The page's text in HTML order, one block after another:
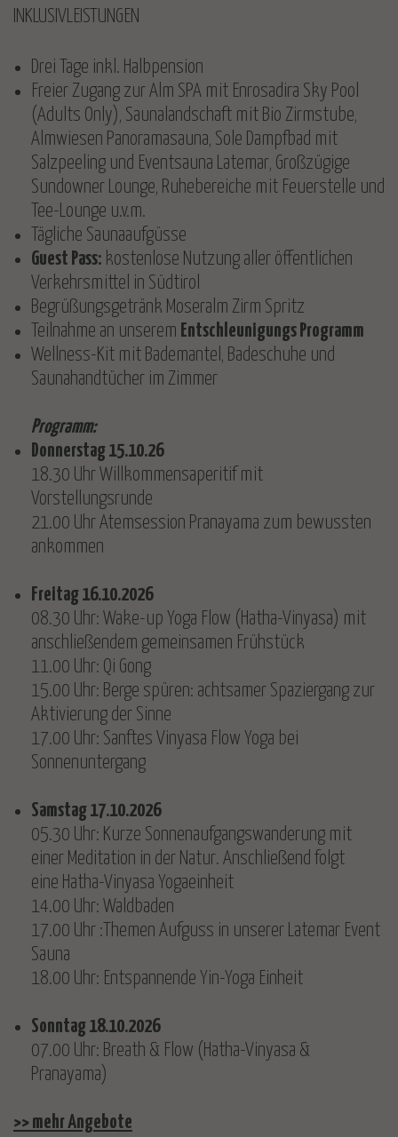
INKLUSIVLEISTUNGEN
Drei Tage inkl. Halbpension
Freier Zugang zur Alm SPA mit Enrosadira Sky Pool
(Adults Only), Saunalandschaft mit Bio Zirmstube,
Almwiesen Panoramasauna, Sole Dampfbad mit
Salzpeeling und Eventsauna Latemar, Großzügige
Sundowner Lounge, Ruhebereiche mit Feuerstelle und
Tee-Lounge u.v.m.
Tägliche Saunaaufgüsse
Guest Pass: kostenlose Nutzung aller öffentlichen
Verkehrsmittel in Südtirol
Begrüßungsgetränk Moseralm Zirm Spritz
Teilnahme an unserem Entschleunigungs Programm
Wellness-Kit mit Bademantel, Badeschuhe und
Saunahandtücher im Zimmer
Programm:
Donnerstag 15.10.26
18.30 Uhr Willkommensaperitif mit
Vorstellungsrunde
21.00 Uhr Atemsession Pranayama zum bewussten
ankommen
Freitag 16.10.2026
08.30 Uhr: Wake-up Yoga Flow (Hatha-Vinyasa) mit
anschließendem gemeinsamen Frühstück
11.00 Uhr: Qi Gong
15.00 Uhr: Berge spüren: achtsamer Spaziergang zur
Aktivierung der Sinne
17.00 Uhr: Sanftes Vinyasa Flow Yoga bei
Sonnenuntergang
Samstag 17.10.2026
05.30 Uhr: Kurze Sonnenaufgangswanderung mit
einer Meditation in der Natur. Anschließend folgt
eine Hatha-Vinyasa Yogaeinheit
14.00 Uhr: Waldbaden
17.00 Uhr :Themen Aufguss in unserer Latemar Event
Sauna
18.00 Uhr: Entspannende Yin-Yoga Einheit
Sonntag 18.10.2026
07.00 Uhr: Breath & Flow (Hatha-Vinyasa &
Pranayama)
>> mehr Angebote